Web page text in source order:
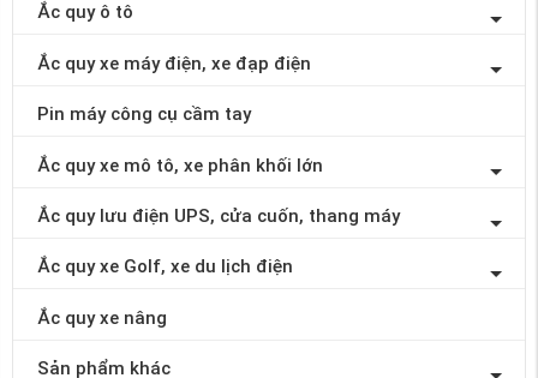
Ắc quy ô tô
Ắc quy xe máy điện, xe đạp điện
Pin máy công cụ cầm tay
Ắc quy xe mô tô, xe phân khối lớn
Ắc quy lưu điện UPS, cửa cuốn, thang máy
Ắc quy xe Golf, xe du lịch điện
Ắc quy xe nâng
Sản phẩm khác